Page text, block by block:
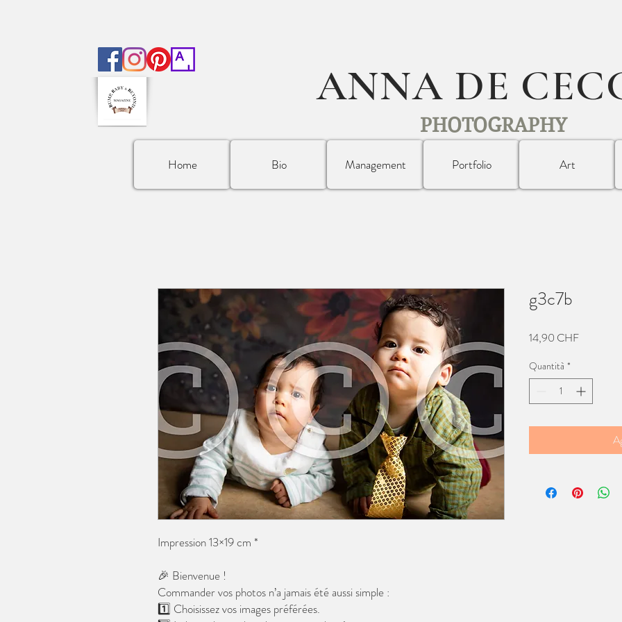
ANNA DE
PHOTOGRAPHY
Home Bio Management Portfolio Art
Impression 13×19 cm *
🎉 Bienvenue !
Commander vos photos n’a jamais été aussi simple :
1️⃣ Choisissez vos images préférées.
g3c7b
14,90 CHFPrezzo
Quantità *